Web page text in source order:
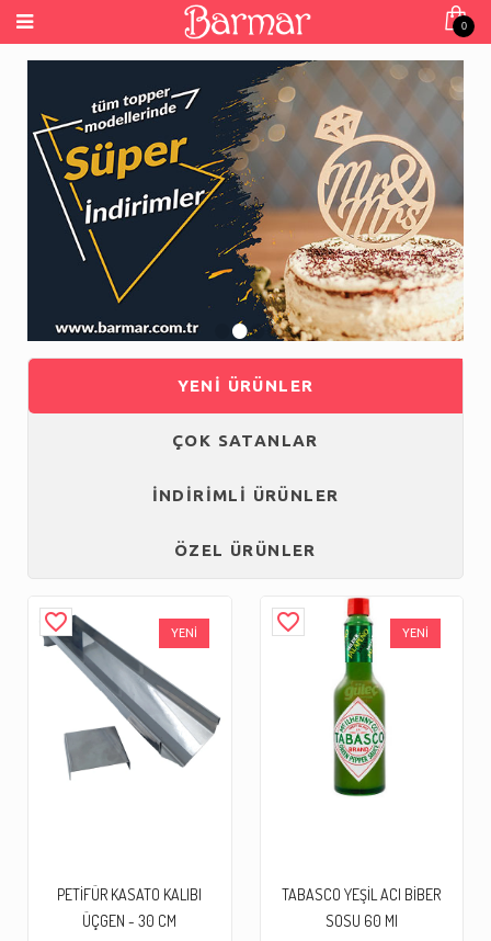
0
••••
YENİ ÜRÜNLER
ÇOK SATANLAR
İNDİRİMLİ ÜRÜNLER
ÖZEL ÜRÜNLER
favorite_border YENİ
PETİFÜR KASATO KALIBI
ÜÇGEN - 30 CM
favorite_border YENİ
TABASCO YEŞİL ACI BİBER
SOSU 60 Ml